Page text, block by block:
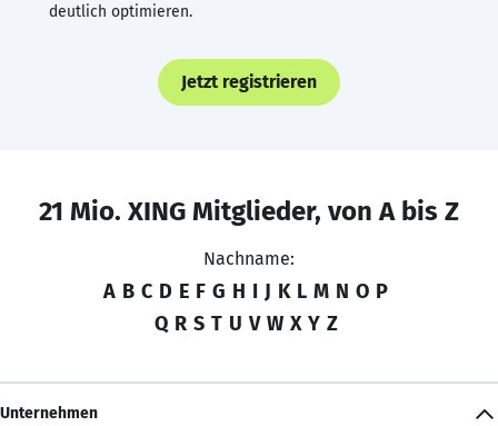
deutlich optimieren.
Jetzt registrieren
21 Mio. XING Mitglieder, von A bis Z
Nachname:
A B C D E F G H I J K L M N O P
Q R S T U V W X Y Z
Unternehmen